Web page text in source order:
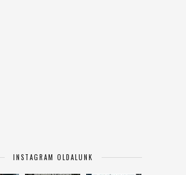
INSTAGRAM OLDALUNK